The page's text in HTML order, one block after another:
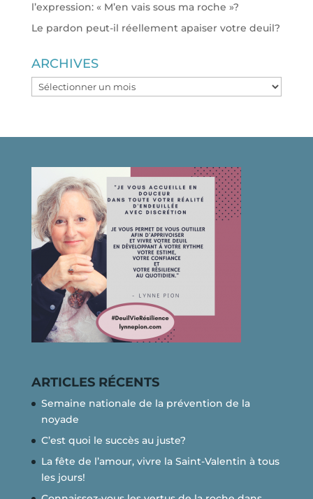
l’expression: « M’en vais sous ma roche »?
Le pardon peut-il réellement apaiser votre deuil?
ARCHIVES
ARCHIVES
ARTICLES RÉCENTS
Semaine nationale de la prévention de la
noyade
C’est quoi le succès au juste?
La fête de l’amour, vivre la Saint-Valentin à tous
les jours!